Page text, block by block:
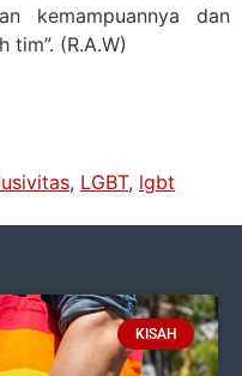
kemampuannya dan
tim”. (R.A.W)
, LGBT, lgbt
KISAH